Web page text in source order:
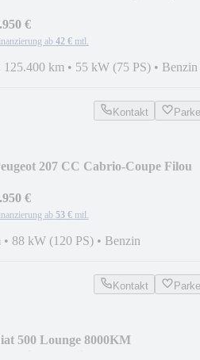
€
ab 42 € mtl.
125.400 km • 55 kW (75 PS) • Benzin
Kontakt
207 CC Cabrio-Coupe Filou
€
ab 53 € mtl.
• 88 kW (120 PS) • Benzin
Kontakt
500 Lounge 8000KM